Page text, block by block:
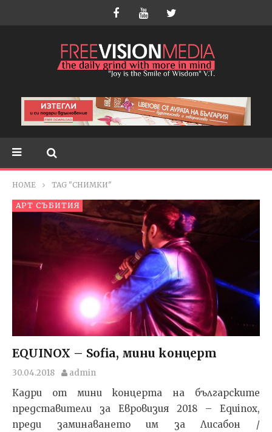
HOME TAG "СНИМКИ"
АРТ СЪБИТИЯ
EQUINOX – Sofia, мини концерт
30.04.2018 admin
Кадри от мини концерта на българските
представители за Евровизия 2018 – Equinoх,
преди заминаването им за Лисабон /